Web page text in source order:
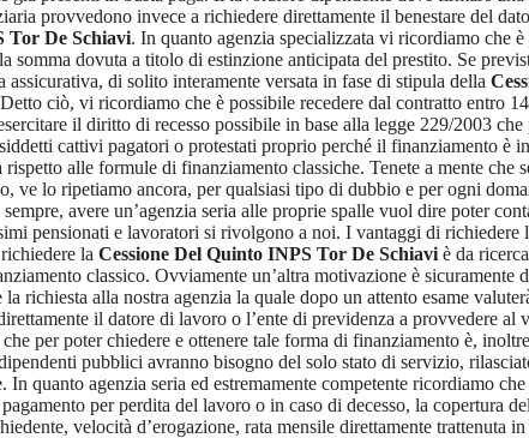
provvedono invece a richiedere direttamente il benestare del
Tor De Schiavi. In quanto agenzia specializzata vi ricordiamo che
somma dovuta a titolo di estinzione anticipata del prestito. Se
di solito interamente versata in fase di stipula della
ciò, vi ricordiamo che è possibile recedere dal contratto entro
il diritto di recesso possibile in base alla legge 229/2003
cattivi pagatori o protestati proprio perché il finanziamento è
alle formule di finanziamento classiche. Tenete a mente
ve lo ripetiamo ancora, per qualsiasi tipo di dubbio e per ogni
avere un’agenzia seria alle proprie spalle vuol dire poter
pensionati e lavoratori si rivolgono a noi. I vantaggi di richiedere
la Cessione Del Quinto INPS Tor De Schiavi è da
classico. Ovviamente un’altra motivazione è
la richiesta alla nostra agenzia la quale dopo un attento esame
il datore di lavoro o l’ente di previdenza a provvedere
per poter chiedere e ottenere tale forma di finanziamento è,
pubblici avranno bisogno del solo stato di servizio,
quanto agenzia seria ed estremamente competente ricordiamo
per perdita del lavoro o in caso di decesso, la copertura
velocità d’erogazione, rata mensile direttamente